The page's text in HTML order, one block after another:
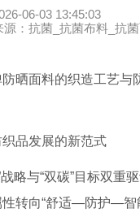
06-03 13:45:03
源：抗菌_抗菌布料_抗
晒面料的织造工艺与
品发展的新范式
略与“双碳”目标双重
性转向“舒适—防护—